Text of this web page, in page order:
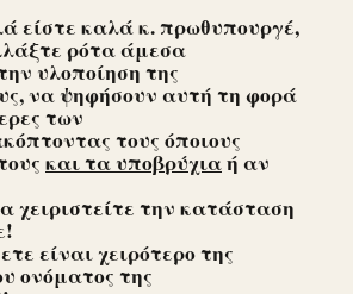
είστε καλά κ. πρωθυπουργέ,
ρότα άμεσα
υλοποίηση της
να ψηφήσουν αυτή τη φορά
των
τους όποιους
και τα υποβρύχιαή αν
χειριστείτε την κατάσταση
είναι χειρότερο της
ονόματος της